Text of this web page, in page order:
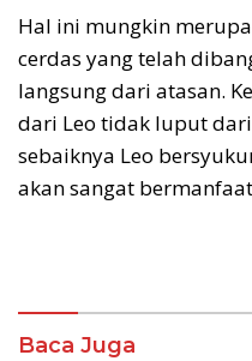
Hal ini mungkin
cerdas yang telah
langsung dari atasan.
dari Leo tidak luput
sebaiknya Leo
akan sangat
Baca Juga